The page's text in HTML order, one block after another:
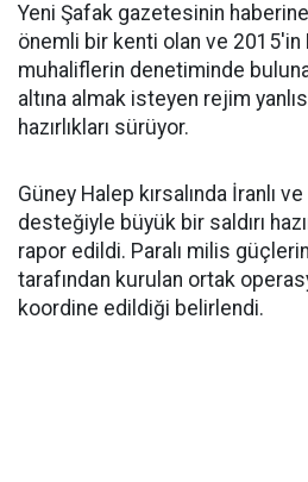
Yeni Şafak gazetesinin
önemli bir kenti olan ve 2015'in
muhaliflerin denetiminde
altına almak isteyen rejim
hazırlıkları sürüyor.
Güney Halep kırsalında İranlı
desteğiyle büyük bir saldırı
rapor edildi. Paralı milis
tarafından kurulan ortak
koordine edildiği belirlendi.